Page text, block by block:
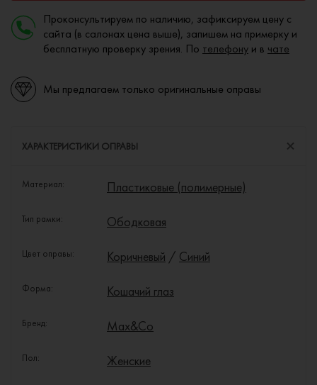
Проконсультируем по наличию, зафиксируем цену с
сайта (в салонах цена выше), запишем на примерку и
бесплатную проверку зрения. По телефону и в чате
Мы предлагаем только оригинальные оправы
ХАРАКТЕРИСТИКИ ОПРАВЫ
Материал: Пластиковые (полимерные)
Тип рамки: Ободковая
Цвет оправы: Коричневый / Синий
Форма: Кошачий глаз
Бренд: Max&Co
Пол: Женские